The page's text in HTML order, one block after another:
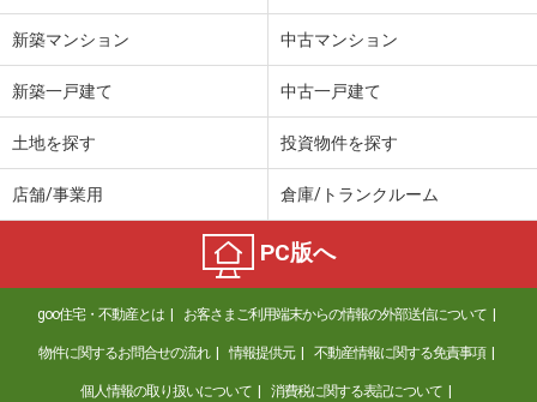
福島県郡山市亀田２丁目
福島県郡山市富久山町八山田字東平作
6万円
住 所
福島県郡山市富久山町八山田字東平作
専有面積 40.09m²
間取り
1LDK
福島県郡山市久留米５
新築マンション 中古マンション
新築一戸建て 中古一戸建て
土地を探す 投資物件を探す
店舗/事業用 倉庫/トランクルーム
PC版へ
goo住宅・不動産とは お客さまご利用端末からの情報の外部送信について
物件に関するお問合せの流れ 情報提供元 不動産情報に関する免責事項
個人情報の取り扱いについて 消費税に関する表記について